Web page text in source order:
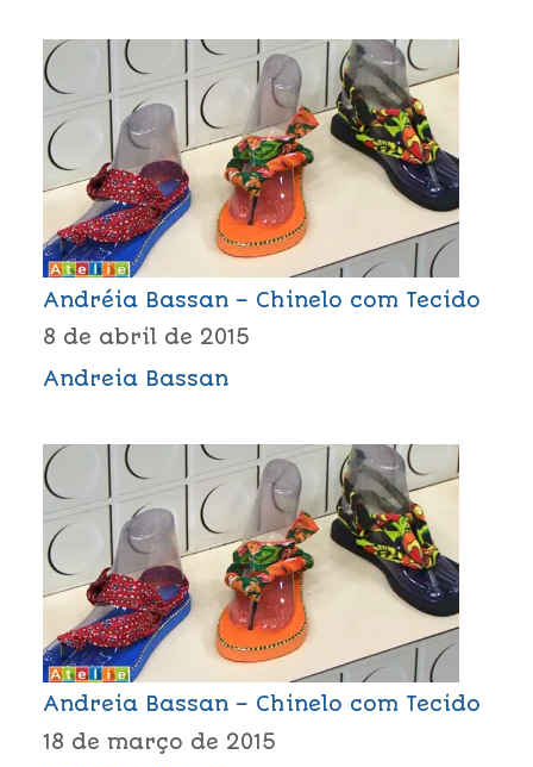
Andréia Bassan – Chinelo com Tecido
8 de abril de 2015
Andreia Bassan
Andreia Bassan – Chinelo com Tecido
18 de março de 2015